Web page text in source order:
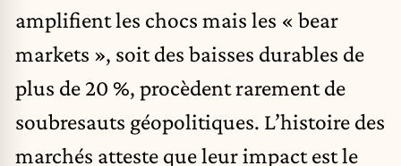
amplifient les chocs mais les « bear
markets », soit des baisses durables de
plus de 20 %, procèdent rarement de
soubresauts géopolitiques. L’histoire des
marchés atteste que leur impact est le